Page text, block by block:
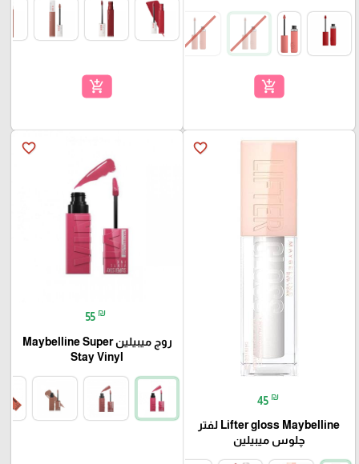
add_shopping_cart
add_shopping_cart
favorite_border
45 ₪
Lifter gloss Maybelline لفتر
چلوس ميبيلين
favorite_border
55 ₪
روج ميبيلين Maybelline Super
Stay Vinyl